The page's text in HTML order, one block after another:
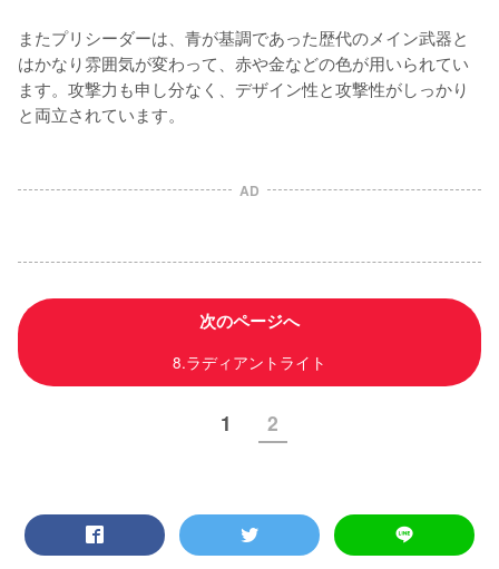
またプリシーダーは、青が基調であった歴代のメイン武器と
はかなり雰囲気が変わって、赤や金などの色が用いられてい
ます。攻撃力も申し分なく、デザイン性と攻撃性がしっかり
と両立されています。
AD
次のページへ
8.ラディアントライト
1 2